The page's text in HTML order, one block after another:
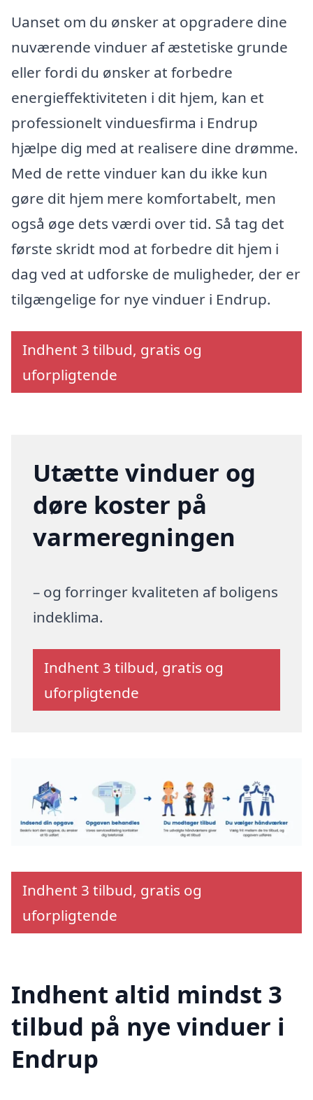
Uanset om du ønsker at opgradere dine
nuværende vinduer af æstetiske grunde
eller fordi du ønsker at forbedre
energieffektiviteten i dit hjem, kan et
professionelt vinduesfirma i Endrup
hjælpe dig med at realisere dine drømme.
Med de rette vinduer kan du ikke kun
gøre dit hjem mere komfortabelt, men
også øge dets værdi over tid. Så tag det
første skridt mod at forbedre dit hjem i
dag ved at udforske de muligheder, der er
tilgængelige for nye vinduer i Endrup.
Indhent 3 tilbud, gratis og
uforpligtende
Utætte vinduer og
døre koster på
varmeregningen
– og forringer kvaliteten af boligens
indeklima.
Indhent 3 tilbud, gratis og
uforpligtende
Indhent 3 tilbud, gratis og
uforpligtende
Indhent altid mindst 3
tilbud på nye vinduer i
Endrup